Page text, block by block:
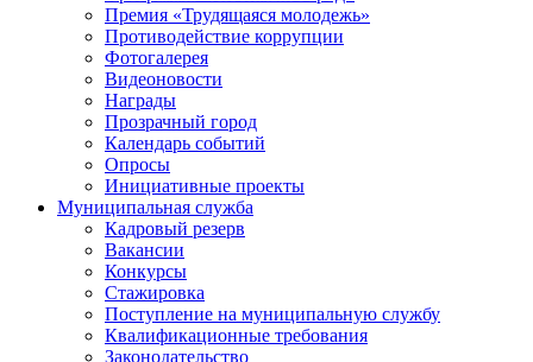
Премия «Трудящаяся молодежь»
Противодействие коррупции
Фотогалерея
Видеоновости
Награды
Прозрачный город
Календарь событий
Опросы
Инициативные проекты
Муниципальная служба
Кадровый резерв
Вакансии
Конкурсы
Стажировка
Поступление на муниципальную службу
Квалификационные требования
Законодательство